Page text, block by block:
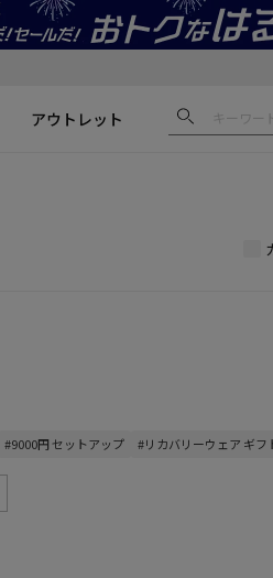
アウトレット
#9000円 セットアップ #リカバリーウェア ギフ